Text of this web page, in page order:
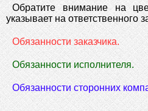
Обратите внимание на
указывает на ответственного
Обязанности заказчика.
Обязанности исполнителя.
Обязанности сторонних